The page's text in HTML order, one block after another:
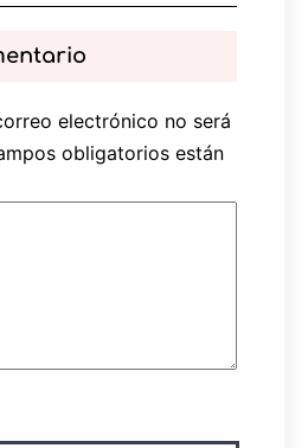
electrónico no será
obligatorios están